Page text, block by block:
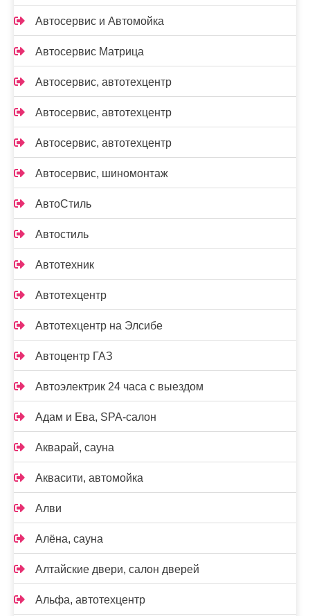
Автосервис и Автомойка
Автосервис Матрица
Автосервис, автотехцентр
Автосервис, автотехцентр
Автосервис, автотехцентр
Автосервис, шиномонтаж
АвтоСтиль
Автостиль
Автотехник
Автотехцентр
Автотехцентр на Элсибе
Автоцентр ГАЗ
Автоэлектрик 24 часа с выездом
Адам и Ева, SPA-салон
Акварай, сауна
Аквасити, автомойка
Алви
Алёна, сауна
Алтайские двери, салон дверей
Альфа, автотехцентр